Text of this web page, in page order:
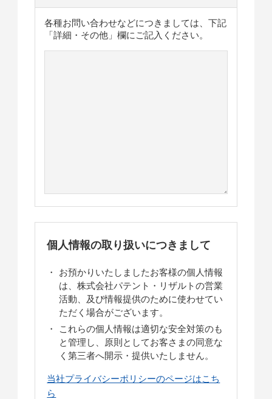
各種お問い合わせなどにつきましては、下記
「詳細・その他」欄にご記入ください。
個人情報の取り扱いにつきまして
お預かりいたしましたお客様の個人情報
は、株式会社パテント・リザルトの営業
活動、及び情報提供のために使わせてい
ただく場合がございます。
これらの個人情報は適切な安全対策のも
と管理し、原則としてお客さまの同意な
く第三者へ開示・提供いたしません。
当社プライバシーポリシーのページはこち
ら